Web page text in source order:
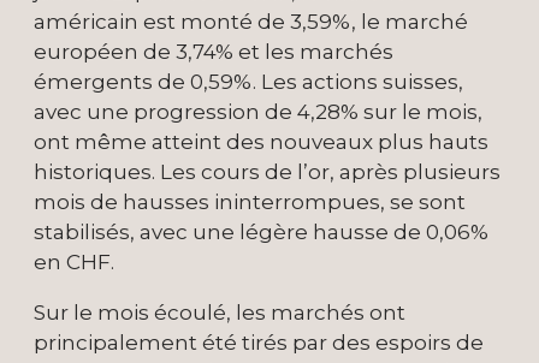
américain est monté de 3,59%, le marché
européen de 3,74% et les marchés
émergents de 0,59%. Les actions suisses,
avec une progression de 4,28% sur le mois,
ont même atteint des nouveaux plus hauts
historiques. Les cours de l’or, après plusieurs
mois de hausses ininterrompues, se sont
stabilisés, avec une légère hausse de 0,06%
en CHF.
Sur le mois écoulé, les marchés ont
principalement été tirés par des espoirs de